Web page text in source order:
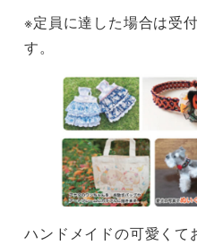
※定員に達した場合は受
す。
ハンドメイドの可愛くて